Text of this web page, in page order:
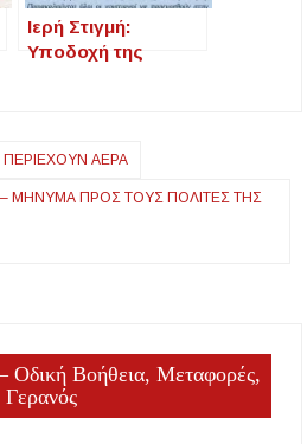
Ιερή Στιγμή:
Υποδοχή της
ΠΕΡΙΈΧΟΥΝ ΑΈΡΑ
– ΜΉΝΥΜΑ ΠΡΟΣ ΤΟΥΣ ΠΟΛΊΤΕΣ ΤΗΣ
Οδική Βοήθεια, Μεταφορές,
Γερανός